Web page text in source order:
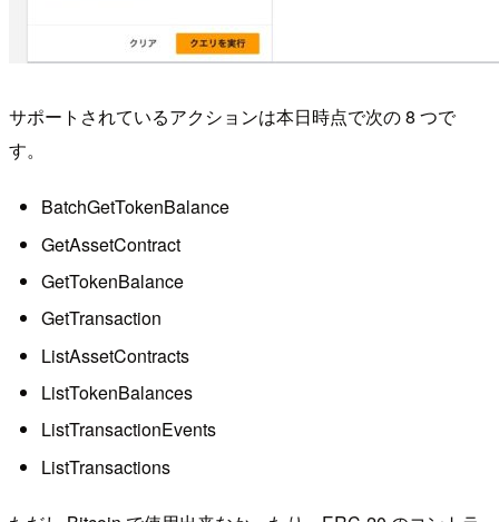
サポートされているアクションは本日時点で次の 8 つで
す。
BatchGetTokenBalance
GetAssetContract
GetTokenBalance
GetTransaction
ListAssetContracts
ListTokenBalances
ListTransactionEvents
ListTransactions